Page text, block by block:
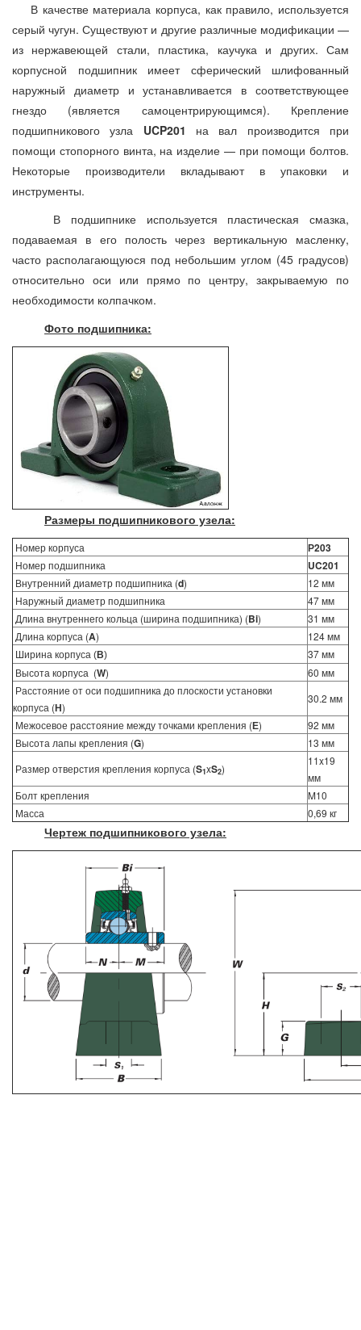
В качестве материала корпуса, как правило, используется
серый чугун. Существуют и другие различные модификации —
из нержавеющей стали, пластика, каучука и других. Сам
корпусной подшипник имеет сферический шлифованный
наружный диаметр и устанавливается в соответствующее
гнездо (является самоцентрирующимся). Крепление
подшипникового узла UCP201 на вал производится при
помощи стопорного винта, на изделие — при помощи болтов.
Некоторые производители вкладывают в упаковки и
инструменты.
В подшипнике используется пластическая смазка,
подаваемая в его полость через вертикальную масленку,
часто располагающуюся под небольшим углом (45 градусов)
относительно оси или прямо по центру, закрываемую по
необходимости колпачком.
Фото подшипника:
Размеры подшипникового узела:
Номер корпуса Р203
Номер подшипника UC201
Внутренний диаметр подшипника (d)
12 мм
Наружный диаметр подшипника
47 мм
Длина внутреннего кольца (ширина подшипника) (Bi)
31 мм
Длина корпуса (A)
124 мм
Ширина корпуса (B)
37 мм
Высота корпуса (W)
60 мм
Расстояние от оси подшипника до плоскости установки
корпуса (Н)
30.2 мм
Межосевое расстояние между точками крепления (Е)
92 мм
Высота лапы крепления (G)
13 мм
Размер отверстия крепления корпуса (S1xS2)
11x19
мм
Болт крепления
M10
Масса
0,69 кг
Чертеж подшипникового узела: